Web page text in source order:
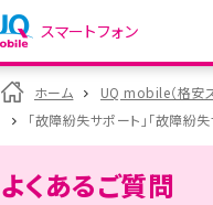
スマートフォン
my UQ WiMAX
UQ WiMAX ご契約の方
UQ mobile ご契約の方
ホーム UQ mobile（格安
「故障紛失サポート」「故障
よくあるご質問